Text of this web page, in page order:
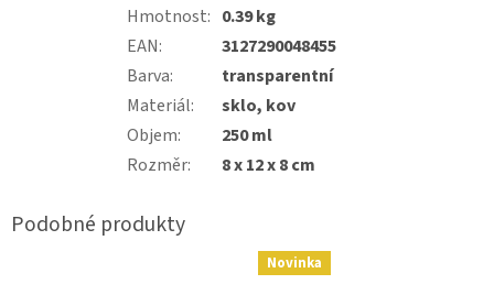
Hmotnost: 0.39 kg
EAN:
3127290048455
Barva:
transparentní
Materiál:
sklo, kov
Objem:
250 ml
Rozměr: 8 x 12 x 8 cm
Novinka